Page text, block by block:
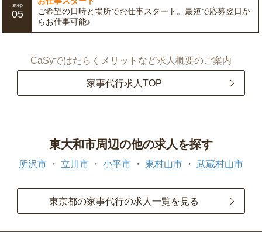
step
05
ご希望の日時と場所でお仕事スタート。最短で応募翌日か
らお仕事可能♪
CaSyではたらくメリットなど求人概要のご案内
家事代行求人TOP
東大和市周辺の他の求人を探す
所沢市 立川市 小平市 東村山市 武蔵村山市
東京都の家事代行の求人一覧を見る